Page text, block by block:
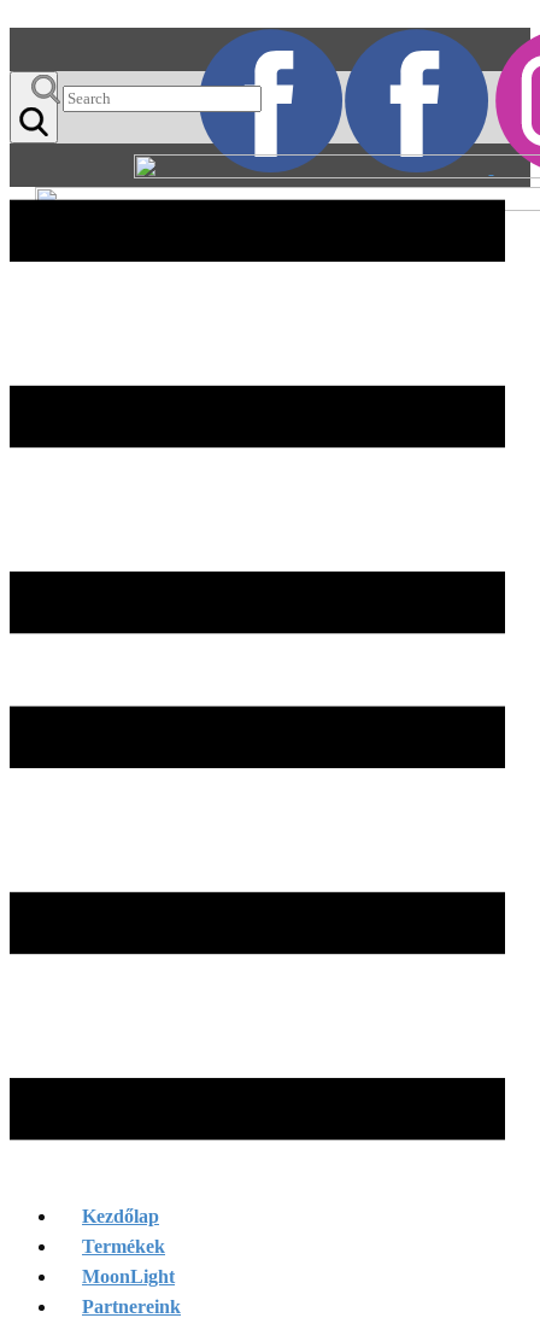
Kezdőlap
Termékek
MoonLight
Partnereink